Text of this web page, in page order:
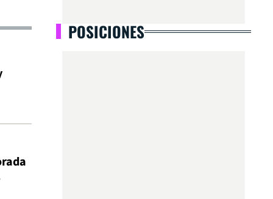
POSICIONES